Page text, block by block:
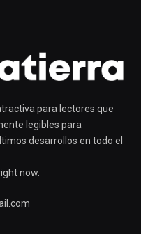
para lectores que
legibles para
desarrollos en todo el
now.